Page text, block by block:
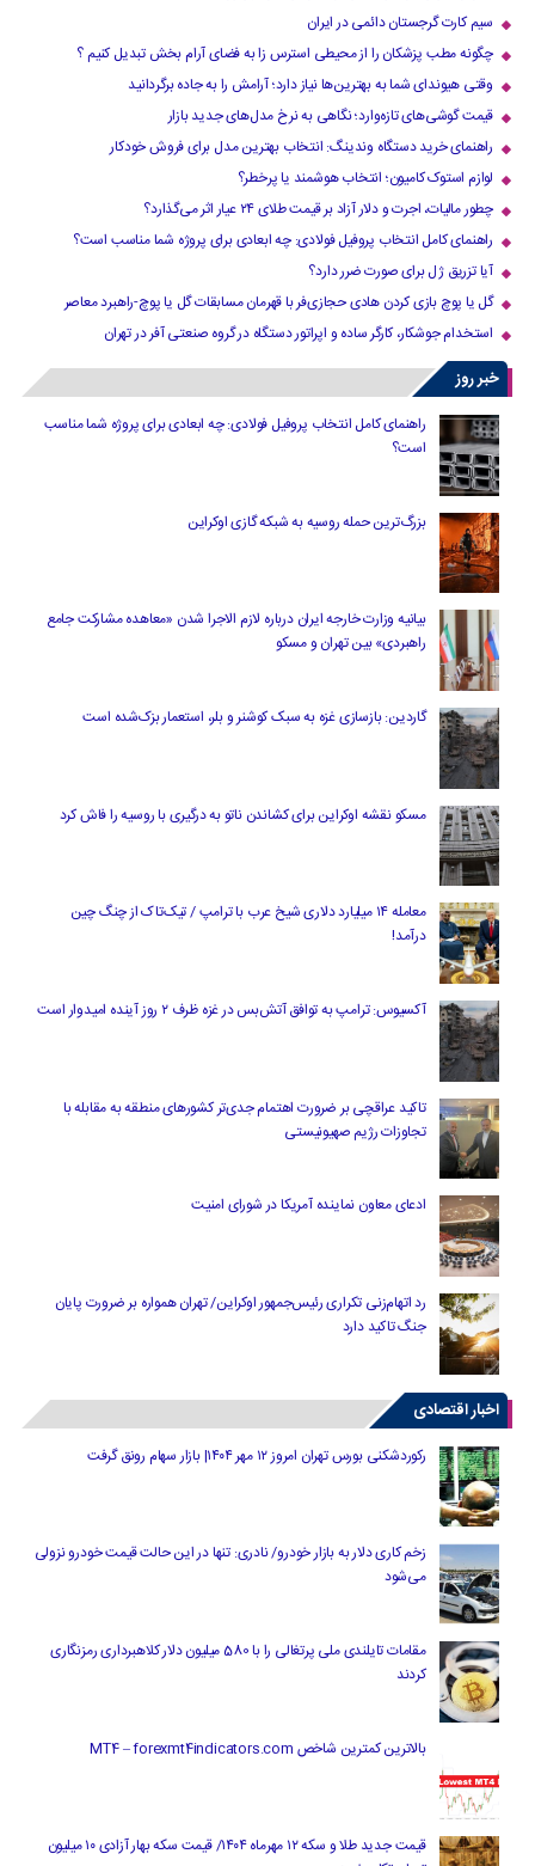
سیم کارت گرجستان دائمی در ایران
چگونه مطب پزشکان را از محیطی استرس زا به فضای آرام بخش تبدیل کنیم ؟
وقتی هیوندای شما به بهترین‌ها نیاز دارد؛ آرامش را به جاده برگردانید
قیمت گوشی‌های تازه‌وارد؛ نگاهی به نرخ مدل‌های جدید بازار
راهنمای خرید دستگاه وندینگ: انتخاب بهترین مدل برای فروش خودکار
لوازم استوک کامیون؛ انتخاب هوشمند یا پرخطر؟
چطور مالیات، اجرت و دلار آزاد بر قیمت طلای ۲۴ عیار اثر می‌گذارد؟
راهنمای کامل انتخاب پروفیل فولادی: چه ابعادی برای پروژه شما مناسب است؟
آیا تزریق ژل برای صورت ضرر دارد​؟
گل یا پوچ بازی کردن هادی حجازی‌فر با قهرمان مسابقات گل یا پوچ-راهبرد معاصر
استخدام جوشکار، کارگر ساده و اپراتور دستگاه در گروه صنعتی آفر در تهران
خبر روز
راهنمای کامل انتخاب پروفیل فولادی: چه ابعادی برای پروژه شما مناسب
است؟
بزرگ‌ترین حمله روسیه به شبکه گازی اوکراین
بیانیه وزارت خارجه ایران درباره لازم‌ الاجرا شدن «معاهده مشارکت جامع
راهبردی» بین تهران و مسکو
گاردین: بازسازی غزه به سبک کوشنر و بلر، استعمار بزک‌شده است
مسکو نقشه اوکراین برای کشاندن ناتو به درگیری با روسیه را فاش کرد
معامله ۱۴ میلیارد دلاری شیخ عرب با ترامپ / تیک‌تاک از چنگ چین
درآمد!
آکسیوس: ترامپ به توافق آتش‌بس در غزه ظرف ۲ روز آینده امیدوار است
تاکید عراقچی بر ضرورت اهتمام جدی‌تر کشورهای منطقه به مقابله با
تجاوزات رژیم صهیونیستی
ادعای معاون نماینده آمریکا در شورای امنیت
رد اتهام‌زنی تکراری رئیس‌جمهور اوکراین/ تهران همواره بر ضرورت پایان
جنگ تاکید دارد
اخبار اقتصادی
رکوردشکنی بورس تهران امروز ۱۲ مهر ۱۴۰۴| بازار سهام رونق گرفت
زخم کاری دلار به بازار خودرو/ نادری: تنها در این حالت قیمت خودرو نزولی
می‌شود
مقامات تایلندی ملی پرتغالی را با 580 میلیون دلار کلاهبرداری رمزنگاری
کردند
بالاترین کمترین شاخص MT4 – forexmt4indicators.com
قیمت جدید طلا و سکه ۱۲ مهرماه ۱۴۰۴/ قیمت سکه بهار آزادی ۱۰ میلیون